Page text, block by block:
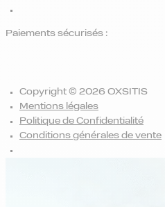
Paiements sécurisés :
Copyright © 2026 OXSITIS
Mentions légales
Politique de Confidentialité
Conditions générales de vente